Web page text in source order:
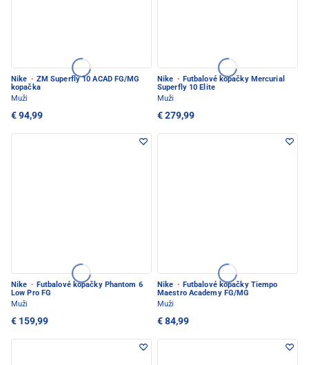
Nike · ZM Superfly 10 ACAD FG/MG
kopačka
Muži
€ 94,99
Nike · Futbalové kopačky Mercurial
Superfly 10 Elite
Muži
€ 279,99
Nike · Futbalové kopačky Phantom 6
Low Pro FG
Muži
€ 159,99
Nike · Futbalové kopačky Tiempo
Maestro Academy FG/MG
Muži
€ 84,99